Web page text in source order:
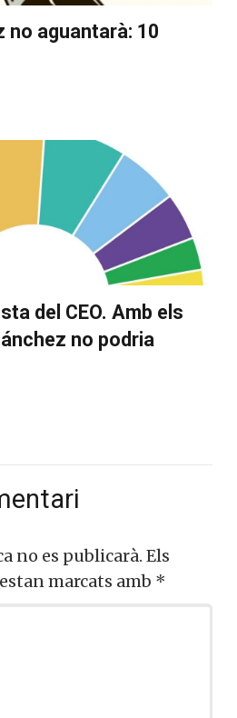
no aguantarà: 10
del CEO. Amb els
no podria
no es publicarà. Els
marcats amb *